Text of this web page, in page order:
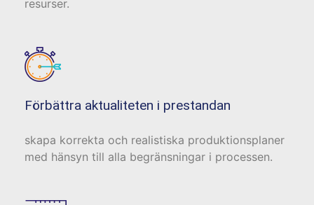
resurser.
Förbättra aktualiteten i prestandan
skapa korrekta och realistiska produktionsplaner
med hänsyn till alla begränsningar i processen.